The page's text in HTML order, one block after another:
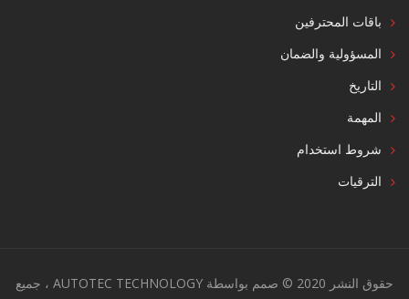
باقات المحترفين
المسؤولية والضمان
التاريخ
المهمة
شروط استخدام
الترقيات
حقوق النشر 2020 © صمم بواسطة AUTOTEC TECHNOLOGY ، جميع